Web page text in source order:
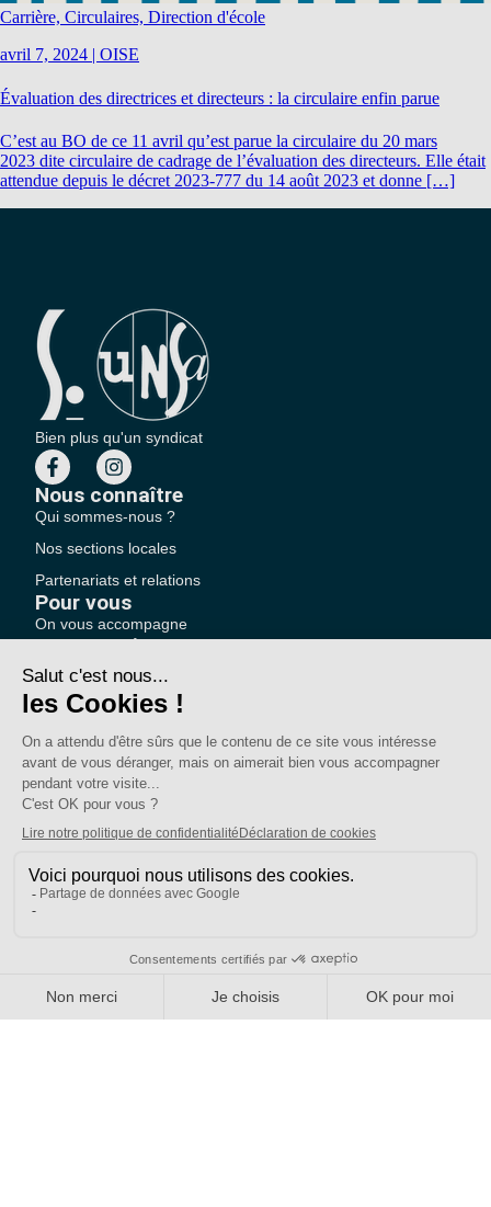
Carrière, Circulaires, Direction d'école
avril 7, 2024 | OISE
Évaluation des directrices et directeurs : la circulaire enfin parue
C’est au BO de ce 11 avril qu’est parue la circulaire du 20 mars
2023 dite circulaire de cadrage de l’évaluation des directeurs. Elle était
attendue depuis le décret 2023-777 du 14 août 2023 et donne […]
Bien plus qu'un syndicat
Nous connaître
Qui sommes-nous ?
Nos sections locales
Partenariats et relations
Pour vous
On vous accompagne
Une question ?
Pourquoi adhérer ?
Votre section locale
Nous contacter
Votre espace
Accéder à mon compte
Adhérer au SE-UNSA